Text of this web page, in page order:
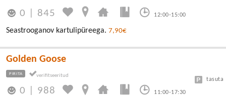
0 845 12:00-15:00
Seastrooganov kartulipüreega. 7,90€
Golden Goose
PIRITA
0 988 11:00-17:30
tasuta